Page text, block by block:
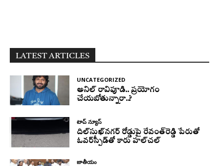
LATEST ARTICLES
UNCATEGORIZED
అనిల్ రావిపూడి.. ప్రయోగం
చేయబోతున్నారా..?
టాప్ న్యూస్
దిల్‌సుఖ్‌నగర్‌ రోడ్డుపై రేవంత్‌రెడ్డి పేరుతో
ఓవర్‌స్పీడ్‌తో కారు హల్‌చల్‌
జాతీయం